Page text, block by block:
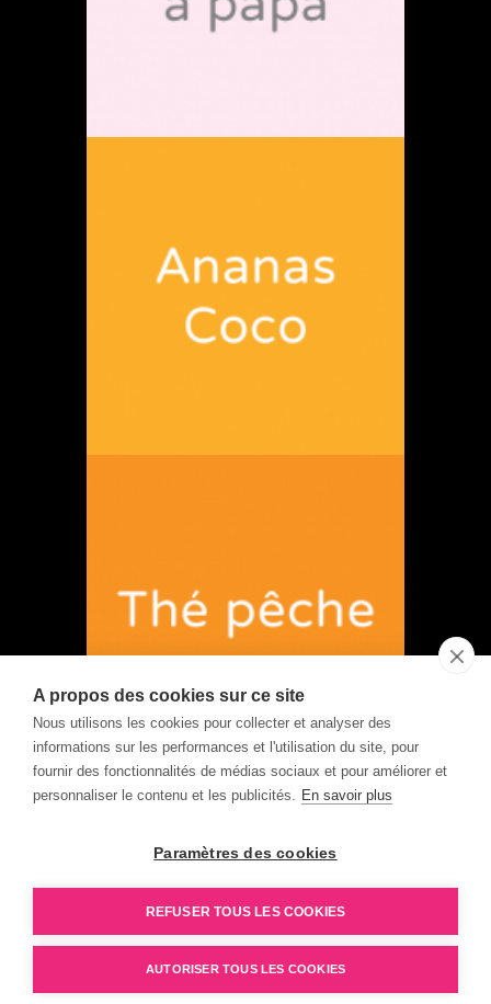
Glaces à l'italienne
Cornets
Formules combinées
Granités
Accessoires Triomphe
Qui sommes-nous ?
A propos des cookies sur ce site
Nous utilisons les cookies pour collecter et analyser des
informations sur les performances et l'utilisation du site, pour
fournir des fonctionnalités de médias sociaux et pour améliorer et
personnaliser le contenu et les publicités. En savoir plus
Paramètres des cookies
REFUSER TOUS LES COOKIES
AUTORISER TOUS LES COOKIES